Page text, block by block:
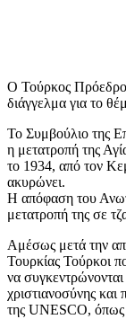
Ο Τούρκος
διάγγελμα για το
Το Συμβούλιο της
η μετατροπή της
το 1934, από τον
ακυρώνει.
Η απόφαση του
μετατροπή της σε
Αμέσως μετά την
Τουρκίας Τούρκοι
να
χριστιανοσύνης και
της UNESCO,